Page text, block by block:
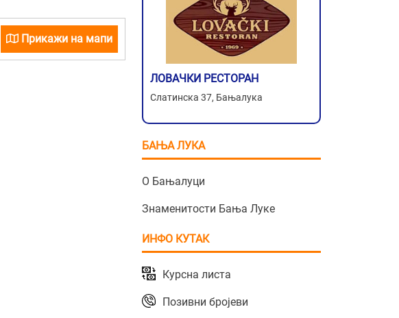
Прикажи на мапи
ЛОВАЧКИ РЕСТОРАН
Слатинска 37, Бањалука
БАЊА ЛУКА
О Бањалуци
Знаменитости Бања Луке
ИНФО КУТАК
Курсна листа
Позивни бројеви